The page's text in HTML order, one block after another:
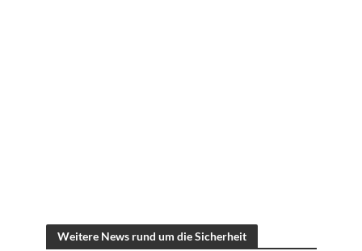
Weitere News rund um die Sicherheit